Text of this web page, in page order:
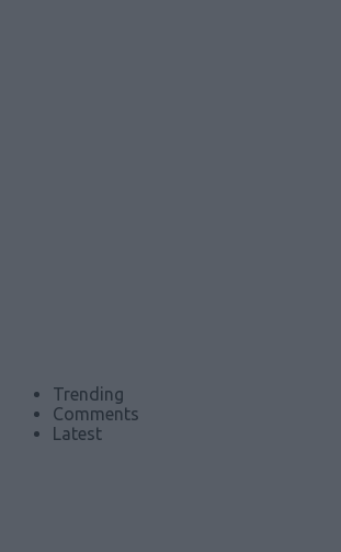
Trending
Comments
Latest